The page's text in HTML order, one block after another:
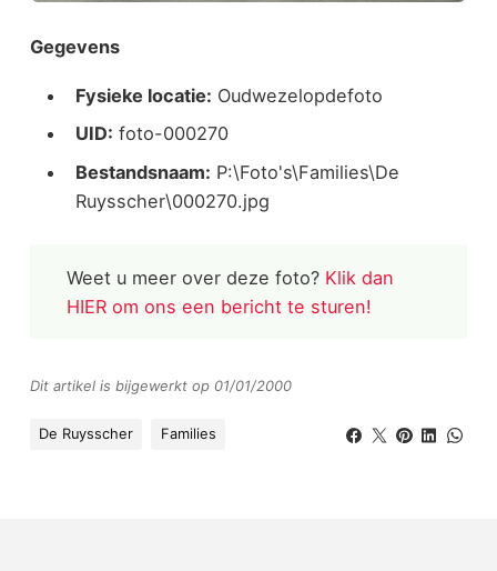
Gegevens
Fysieke locatie: Oudwezelopdefoto
UID: foto-000270
Bestandsnaam: P:\Foto's\Families\De
Ruysscher\000270.jpg
Weet u meer over deze foto? Klik dan
HIER om ons een bericht te sturen!
Dit artikel is bijgewerkt op 01/01/2000
De Ruysscher Families